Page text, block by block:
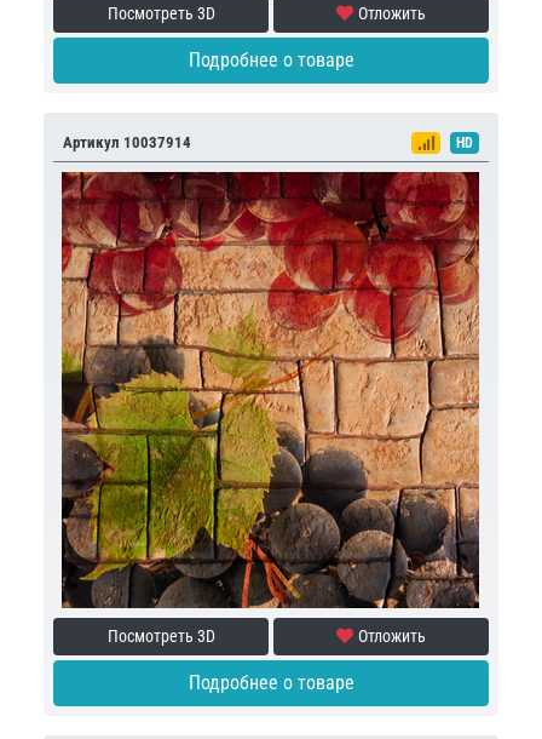
Посмотреть 3D Отложить
Подробнее о товаре
Артикул 10037914 HD
Посмотреть 3D Отложить
Подробнее о товаре